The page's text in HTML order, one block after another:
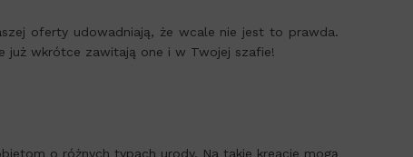
oferty udowadniają, że wcale nie jest to prawda.
już wkrótce zawitają one i w Twojej szafie!
o różnych typach urody. Na takie kreacje mogą